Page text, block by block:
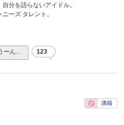
分を語らないアイドル。
ーズ タレント。
ーん… 123